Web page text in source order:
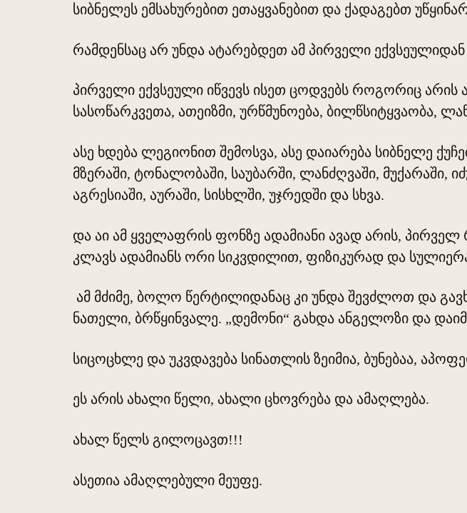
სიბნელეს ემსახურებით ეთაყვანებით და ქადაგებთ
რამდენსაც არ უნდა ატარებდეთ ამ პირველი ექვსეულიდან
პირველი ექვსეული იწვევს ისეთ ცოდვებს როგორიც არის
სასოწარკვეთა, ათეიზმი, ურწმუნოება, ბილწსიტყვაობა,
ასე ხდება ლეგიონით შემოსვა, ასე დაიარება სიბნელე
მზერაში, ტონალობაში, საუბარში, ლანძღვაში, მუქარაში,
აგრესიაში, აურაში, სისხლში, უჯრედში და სხვა.
და აი ამ ყველაფრის ფონზე ადამიანი ავად არის,
კლავს ადამიანს ორი სიკვდილით, ფიზიკურად და
ამ მძიმე, ბოლო წერტილიდანაც კი უნდა შევძლოთ და
ნათელი, ბრწყინვალე. „დემონი“ გახდა ანგელოზი და
სიცოცხლე და უკვდავება სინათლის ზეიმია, ბუნებაა,
ეს არის ახალი წელი, ახალი ცხოვრება და ამაღლება.
ახალ წელს გილოცავთ!!!
ასეთია ამაღლებული მეუფე.